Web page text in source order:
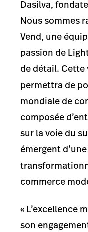
Dasilva,
Nous sommes
Vend, une
passion de
de détail.
permettra de
mondiale de
composée
sur la voie du
émergent
commerce
« L’excellence
son